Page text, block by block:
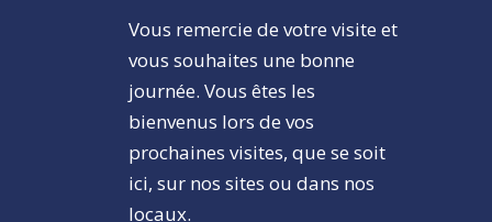
Vous remercie de votre visite et
vous souhaites une bonne
journée. Vous êtes les
bienvenus lors de vos
prochaines visites, que se soit
ici, sur nos sites ou dans nos
locaux.